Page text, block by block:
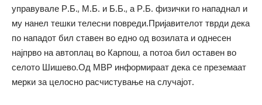
управувале Р.Б., М.Б. и Б.Б., а Р.Б. физички го нападнал и
му нанел тешки телесни повреди.Пријавителот тврди дека
по нападот бил ставен во едно од возилата и однесен
најпрво на автоплац во Карпош, а потоа бил оставен во
селото Шишево.Од МВР информираат дека се преземаат
мерки за целосно расчистување на случајот.